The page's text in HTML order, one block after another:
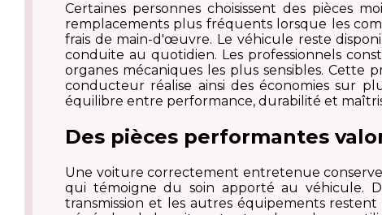
Certaines personnes choisissent des pièces
remplacements plus fréquents lorsque les
frais de main-d'œuvre. Le véhicule reste
conduite au quotidien. Les professionnels
organes mécaniques les plus sensibles.
conducteur réalise ainsi des économies sur
équilibre entre performance, durabilité et
Des pièces performantes
Une voiture correctement entretenue
qui témoigne du soin apporté au véhicule.
transmission et les autres équipements